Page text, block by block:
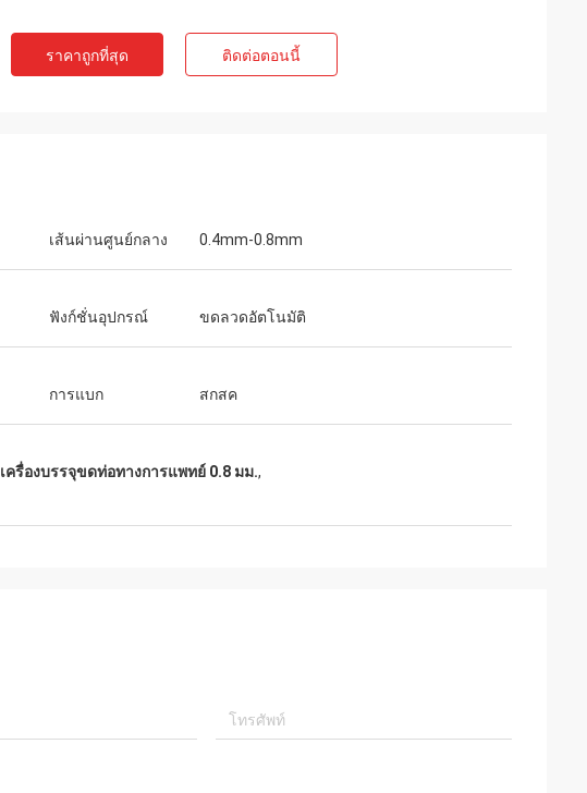
ราคาถูกที่สุด ติดต่อตอนนี้
เส้นผ่านศูนย์กลาง 0.4mm-0.8mm
ฟังก์ชั่นอุปกรณ์ ขดลวดอัตโนมัติ
การแบก สกสค
เครื่องบรรจุขดท่อทางการแพทย์ 0.8 มม.,